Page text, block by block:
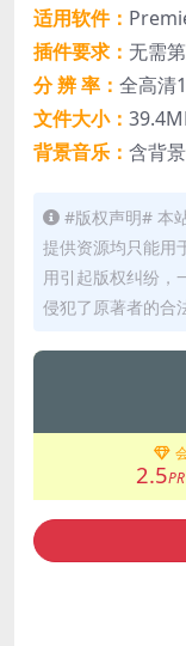
适用软件：
插件要求： 无需
分 辨 率： 全高清
文件大小：
背景音乐： 含背
#版权声明# 本
提供资源均只能用
用引起版权纠纷，
侵犯了原著者的合
2.5